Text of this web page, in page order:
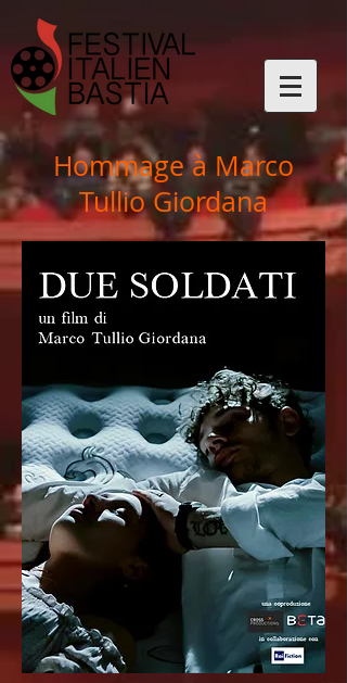
Hommage à Marco
Tullio Giordana